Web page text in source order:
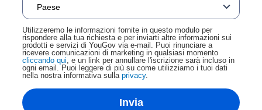
Utilizzeremo le informazioni fornite in questo modulo per
rispondere alla tua richiesta e per inviarti altre informazioni sui
prodotti e servizi di YouGov via e-mail. Puoi rinunciare a
ricevere comunicazioni di marketing in qualsiasi momento
cliccando qui, e un link per annullare l'iscrizione sarà incluso in
ogni email. Puoi leggere di più su come utilizziamo i tuoi dati
nella nostra informativa sulla privacy.
Invia